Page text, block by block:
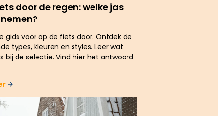
door de regen: welke jas
gids voor op de fiets door. Ontdek de
types, kleuren en styles. Leer wat
bij de selectie. Vind hier het antwoord